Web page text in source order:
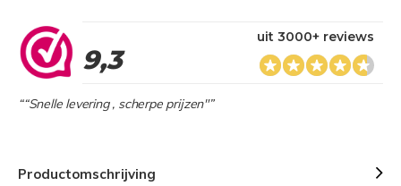
9,3
uit 3000+ reviews
““Snelle levering , scherpe prijzen"”
Productomschrijving